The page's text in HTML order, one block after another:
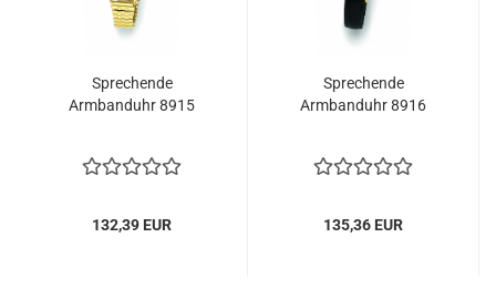
Sprechende
Armbanduhr 8915
132,39 EUR
Sprechende
Armbanduhr 8916
135,36 EUR